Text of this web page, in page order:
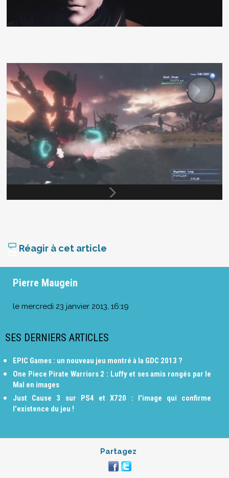
Réagir à cet article
Pierre Maugein
le mercredi 23 janvier 2013, 16:19
SES DERNIERS ARTICLES
EPIC Games : un nouveau jeu montré à la GDC 2013 ?
One Piece Pirate Warriors 2 : Luffy et ses amis rongés par le
Mal en images
Just Cause 3 sur PS4 et X720 : l'image qui confirme
l'existence du jeu !
Partagez